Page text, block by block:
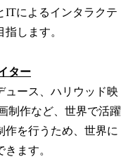
ITによるインタラクテ
します。
ター
ュース、ハリウッド映
制作など、世界で活躍
作を行うため、世界に
ます。